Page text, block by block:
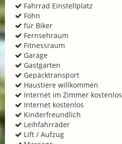
Fahrrad Einstellplatz
Föhn
für Biker
Fernsehraum
Fitnessraum
Garage
Gastgarten
Gepäcktransport
Haustiere willkommen
Internet im Zimmer kostenlos
Internet kostenlos
Kinderfreundlich
Leihfahrräder
Lift / Aufzug